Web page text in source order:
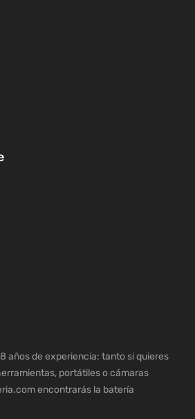
años de experiencia: tanto si quieres
portátiles o cámaras
encontrarás la batería